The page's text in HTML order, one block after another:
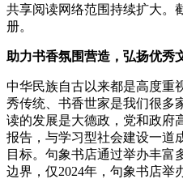
共享阅读网络范围持续扩大。
册。
助力书香氛围营造，弘扬优秀
中华民族自古以来都是高度重
秀传统、书香世家是我们很多
读的发展是大德政，党和政府
报告，与学习型社会建设一道
目标。句象书店通过举办丰富
边界，仅2024年，句象书店举